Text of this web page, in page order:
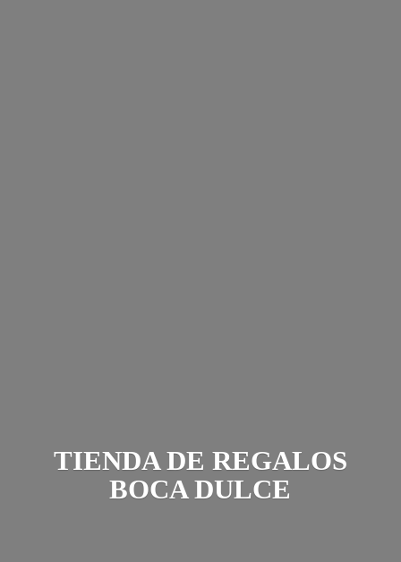
TIENDA DE REGALOS
BOCA DULCE